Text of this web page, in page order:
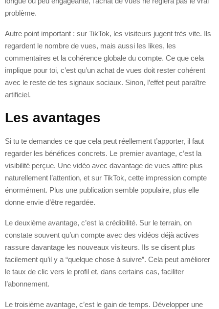
problème.
Autre point important : sur TikTok, les visiteurs jugent très vite. Ils
regardent le nombre de vues, mais aussi les likes, les
commentaires et la cohérence globale du compte. Ce que cela
implique pour toi, c’est qu’un achat de vues doit rester cohérent
avec le reste de tes signaux sociaux. Sinon, l’effet peut paraître
artificiel.
Les avantages
Si tu te demandes ce que cela peut réellement t’apporter, il faut
regarder les bénéfices concrets. Le premier avantage, c’est la
visibilité perçue. Une vidéo avec davantage de vues attire plus
naturellement l’attention, et sur TikTok, cette impression compte
énormément. Plus une publication semble populaire, plus elle
donne envie d’être regardée.
Le deuxième avantage, c’est la crédibilité. Sur le terrain, on
constate souvent qu’un compte avec des vidéos déjà actives
rassure davantage les nouveaux visiteurs. Ils se disent plus
facilement qu’il y a “quelque chose à suivre”. Cela peut améliorer
le taux de clic vers le profil et, dans certains cas, faciliter
l’abonnement.
Le troisième avantage, c’est le gain de temps. Développer une